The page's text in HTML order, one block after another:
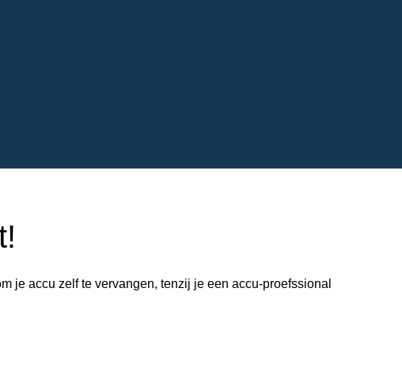
je accu zelf te vervangen, tenzij je een accu-proefssional